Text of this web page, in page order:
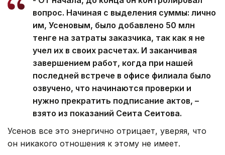
вопрос. Начиная с выделения суммы: лично
им, Усеновым, было добавлено 50 млн
тенге на затраты заказчика, так как я не
учел их в своих расчетах. И заканчивая
завершением работ, когда при нашей
последней встрече в офисе филиала было
озвучено, что начинаются проверки и
нужно прекратить подписание актов, –
взято из показаний Сеита Сеитова.
Усенов все это энергично отрицает, уверяя, что
он никакого отношения к этому не имеет.